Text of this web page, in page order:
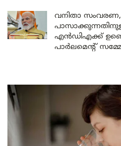
വനിതാ സംവരണ,
എൻഡിഎക്ക്
പാർലമെന്റ്